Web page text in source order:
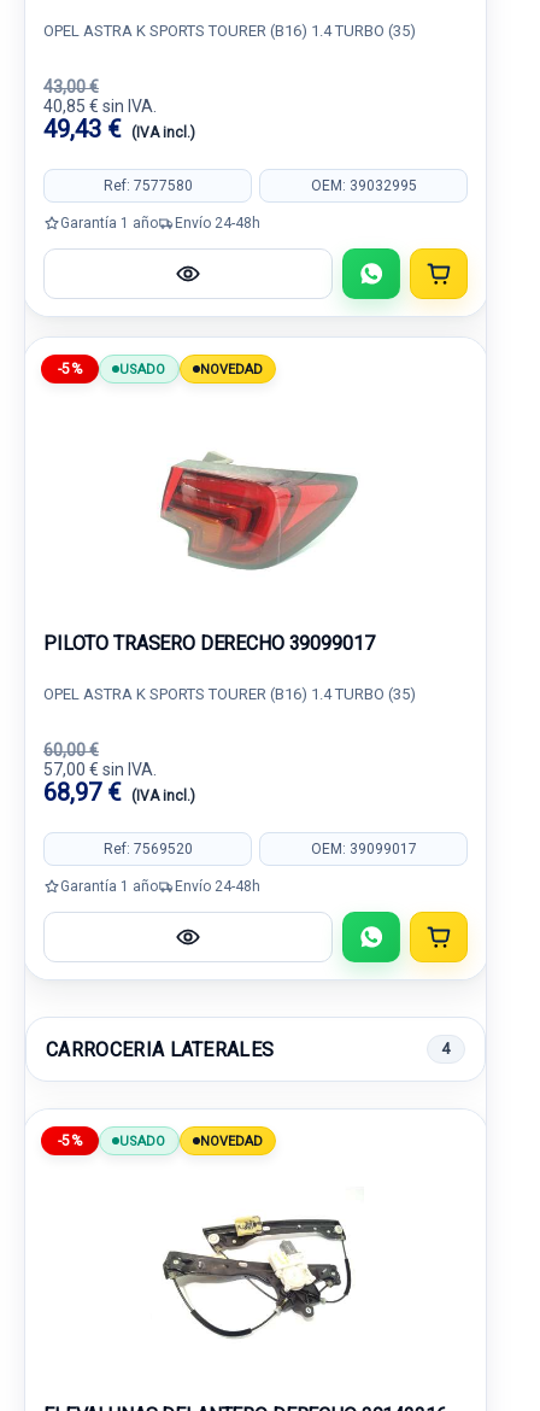
OPEL ASTRA K SPORTS TOURER (B16) 1.4 TURBO (35)
43,00 €
40,85 € sin IVA.
49,43 € (IVA incl.)
Ref: 7577580 OEM: 39032995
Garantía 1 año Envío 24-48h
-5% USADO NOVEDAD
PILOTO TRASERO DERECHO 39099017
OPEL ASTRA K SPORTS TOURER (B16) 1.4 TURBO (35)
60,00 €
57,00 € sin IVA.
68,97 € (IVA incl.)
Ref: 7569520 OEM: 39099017
Garantía 1 año Envío 24-48h
CARROCERIA LATERALES 4
-5% USADO NOVEDAD